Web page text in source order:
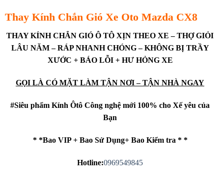
Thay Kính Chắn Gió Xe Oto Mazda CX8
THAY KÍNH CHẮN GIÓ Ô TÔ XỊN THEO XE – THỢ GIỎI
LÂU NĂM – RÁP NHANH CHÓNG – KHÔNG BỊ TRẦY
XƯỚC + BÁO LỖI + HƯ HỎNG XE
GỌI LÀ CÓ MẶT LÀM TẬN NƠI – TẬN NHÀ NGAY
#Siêu phẩm Kính Ôtô Công nghệ mới 100% cho Xế yêu của
Bạn
* *Bao VIP + Bao Sử Dụng+ Bao Kiểm tra * *
Hotline:0969549845